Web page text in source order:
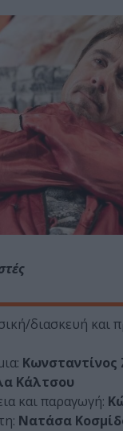
διασκευή και
Κωνσταντίνος
Κάλτσου
και παραγωγή:
Νατάσα